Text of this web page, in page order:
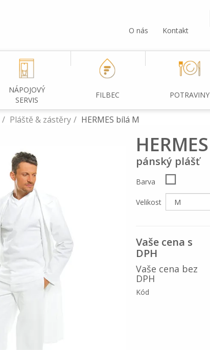
O nás Kontakt
NÁPOJOVÝ
SERVIS
FILBEC POTRAVINY
Pláště & zástěry HERMES bílá M
HERMES
pánský plášť
Barva
Velikost
Vaše cena s
DPH
Vaše cena bez
DPH
Kód